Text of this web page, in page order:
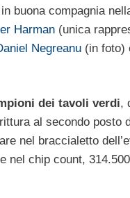
buona compagnia
Harman (unica
Negreanu (in foto)
dei tavoli verdi,
al secondo posto
nel braccialetto
nel chip count,